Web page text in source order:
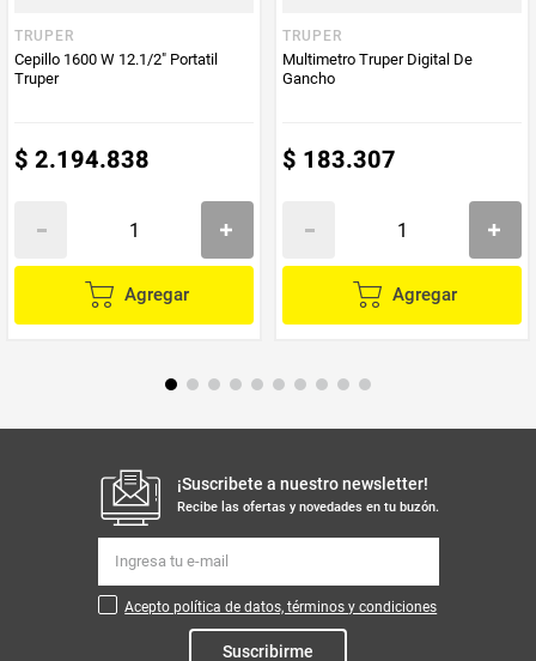
TRUPER
Cepillo 1600 W 12.1/2" Portatil
Truper
$ 2.194.838
Agregar
TRUPER
Multimetro Truper Digital De
Gancho
$ 183.307
Agregar
¡Suscribete a nuestro newsletter!
Recibe las ofertas y novedades en tu buzón.
Acepto política de datos, términos y condiciones
Suscribirme